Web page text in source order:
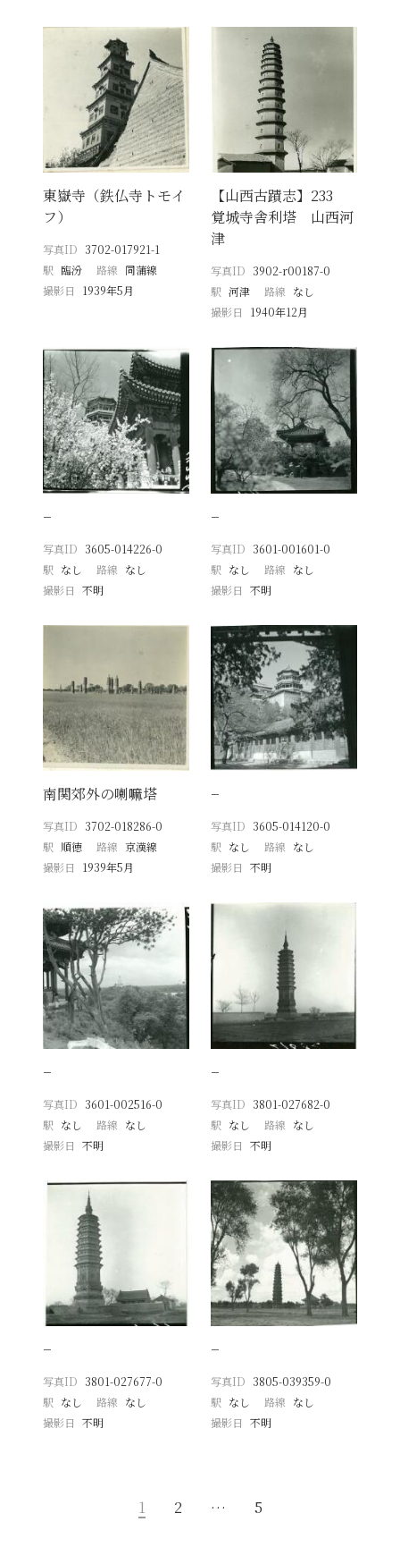
東嶽寺（鉄仏寺トモイ
フ）
写真ID 3702-017921-1
駅 臨汾 路線 同蒲線
撮影日
1939年5月
【山西古蹟志】233
覚城寺舎利塔 山西河
津
写真ID 3902-r00187-0
駅 河津 路線 なし
撮影日
1940年12月
−
写真ID 3605-014226-0
駅 なし 路線 なし
撮影日
不明
−
写真ID 3601-001601-0
駅 なし 路線 なし
撮影日 不明
南関郊外の喇嘛塔
写真ID 3702-018286-0
駅 順徳 路線 京漢線
撮影日
1939年5月
−
写真ID 3605-014120-0
駅 なし 路線 なし
撮影日 不明
−
写真ID 3601-002516-0
駅 なし 路線 なし
撮影日
不明
−
写真ID 3801-027682-0
駅 なし 路線 なし
撮影日 不明
−
写真ID 3801-027677-0
駅 なし 路線 なし
撮影日
不明
−
写真ID 3805-039359-0
駅 なし 路線 なし
撮影日 不明
1 2 … 5